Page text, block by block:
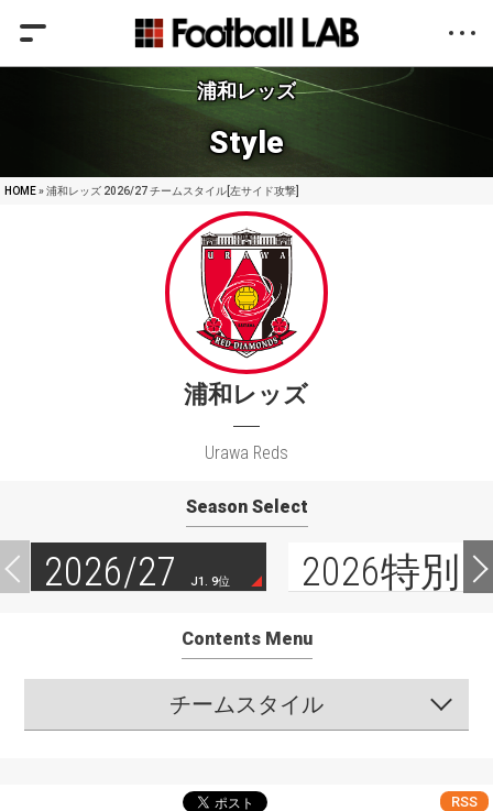
浦和レッズ
Style
HOME» 浦和レッズ 2026/27 チームスタイル[左サイド攻撃]
浦和レッズ
Urawa Reds
Season Select
2026/27 J1. 9位 2026特別
Contents Menu
チームスタイル
RSS